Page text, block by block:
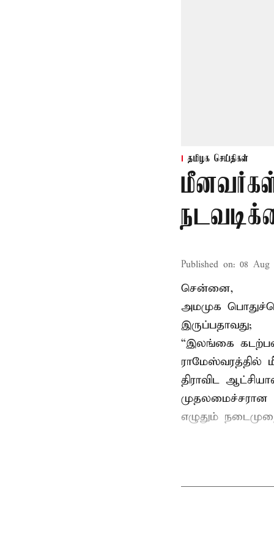
தமிழக செய்திகள்
மீனவர்கள்
Published on: 08 Aug
சென்னை,
அமமுக
இருப்பதாவது;
“இலங்கை
ராமேஸ்வரத்தில்
திராவிட
முதலமைச்சரான
எழுதும்